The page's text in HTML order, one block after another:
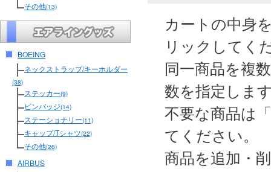
その他(13)
BOEING
ネックストラップ/キーホルダー
(38)
ステッカー(9)
ピンバッジ(14)
ステーショナリー(11)
キャップ/Tシャツ(22)
その他(26)
AIRBUS
カートの中身
リックしてく
同一商品を複
数を指定しま
不要な商品は
てください。
商品を追加・